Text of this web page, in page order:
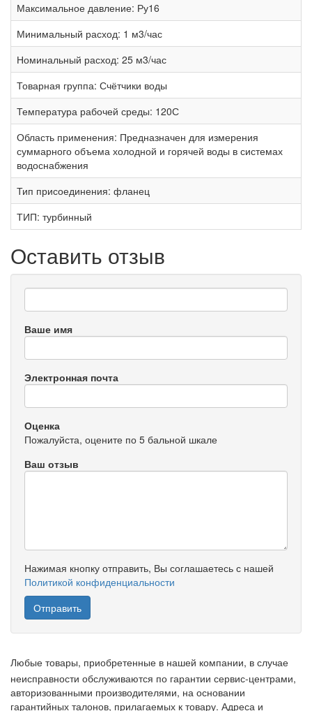
Максимальное давление: Ру16
Минимальный расход: 1 м3/час
Номинальный расход: 25 м3/час
Товарная группа: Счётчики воды
Температура рабочей среды: 120С
Область применения: Предназначен для измерения
суммарного объема холодной и горячей воды в системах
водоснабжения
Тип присоединения: фланец
ТИП: турбинный
Оставить отзыв
Ваше имя
Электронная почта
Оценка
Пожалуйста, оцените по 5 бальной шкале
Ваш отзыв
Нажимая кнопку отправить, Вы соглашаетесь с нашей
Политикой конфиденциальности
Любые товары, приобретенные в нашей компании, в случае
неисправности обслуживаются по гарантии сервис-центрами,
авторизованными производителями, на основании
гарантийных талонов, прилагаемых к товару. Адреса и